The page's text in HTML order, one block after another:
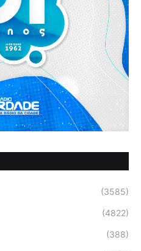
(3585)
(4822)
(388)